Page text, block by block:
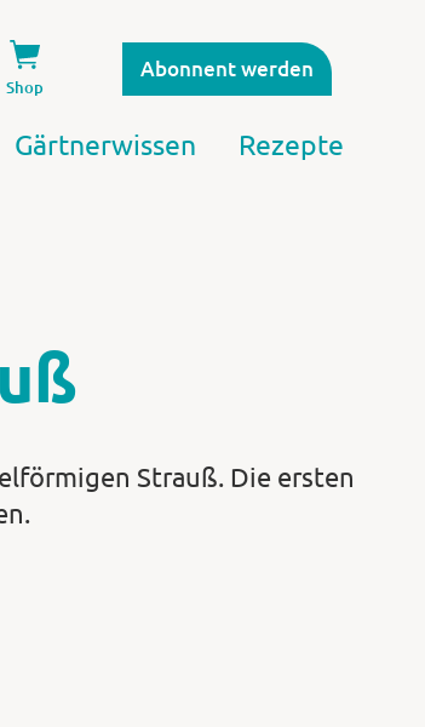
Shop
Abonnent werden
Gärtnerwissen Rezepte
Strauß. Die ersten